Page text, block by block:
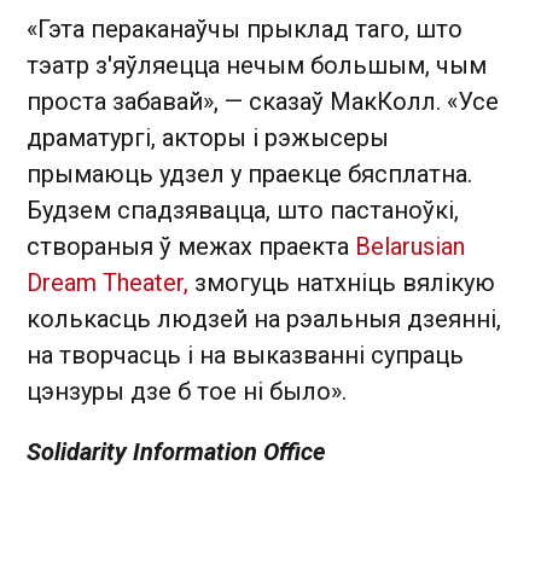
«Гэта пераканаўчы прыклад таго, што
тэатр з'яўляецца нечым большым, чым
проста забавай», — сказаў МакКолл. «Усе
драматургі, акторы і рэжысеры
прымаюць удзел у праекце бясплатна.
Будзем спадзявацца, што пастаноўкі,
створаныя ў межах праекта Belarusian
Dream Theater, змогуць натхніць вялікую
колькасць людзей на рэальныя дзеянні,
на творчасць і на выказванні супраць
цэнзуры дзе б тое ні было».
Solidarity Information Office